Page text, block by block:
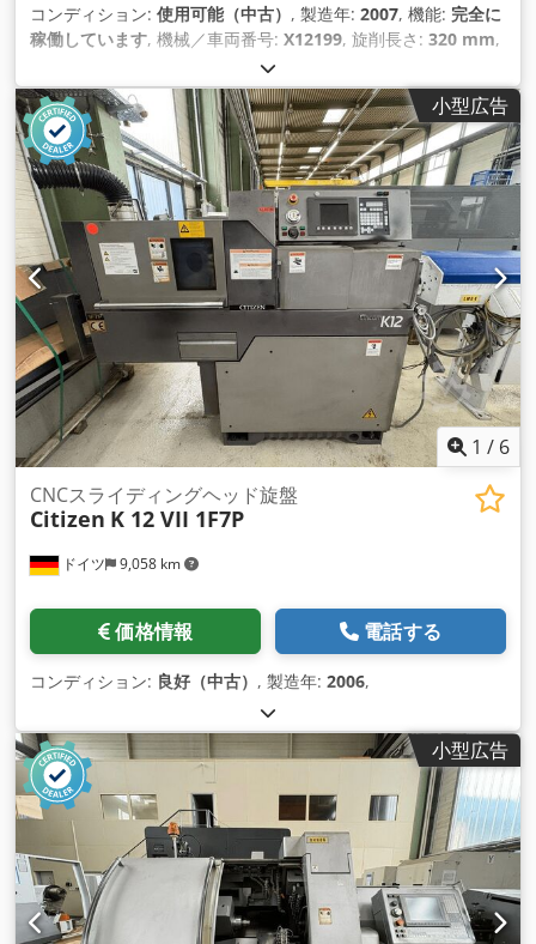
コンディション: 使用可能（中古） , 製造年: 2007, 機能: 完全に
稼働しています, 機械／車両番号: X12199, 旋削長さ: 320 mm,
2,580 kg（キログラム）
フィーダー, 切屑搬送装置,
小型広告
1 / 6
ドイツ 9,058 km
CNCスライディングヘッド旋盤
Citizen K 12 VII 1F7P
価格情報 電話する
コンディション: 良好（中古） , 製造年: 2006,
小型広告